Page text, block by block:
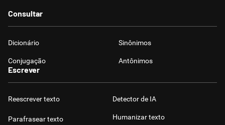
Consultar
Dicionário Sinônimos
Conjugação Antônimos
Escrever
Reescrever texto
Parafrasear texto
Detector de IA
Humanizar texto